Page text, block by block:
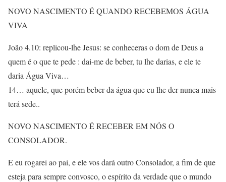
NOVO NASCIMENTO É QUANDO RECEBEMOS ÁGUA
VIVA
João 4.10: replicou-lhe Jesus: se conheceras o dom de Deus a
quem é o que te pede : dai-me de beber, tu lhe darias, e ele te
daria Água Viva…
14… aquele, que porém beber da água que eu lhe der nunca mais
terá sede..
NOVO NASCIMENTO É RECEBER EM NÓS O
CONSOLADOR.
E eu rogarei ao pai, e ele vos dará outro Consolador, a fim de que
esteja para sempre convosco, o espírito da verdade que o mundo